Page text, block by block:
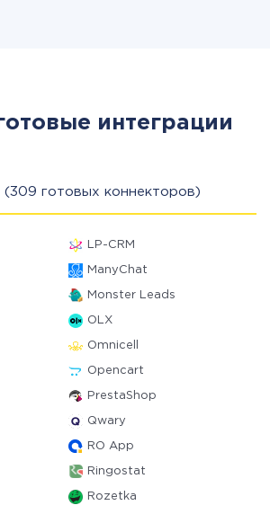
интеграции
(309 готовых коннекторов)
LP-CRM
ManyChat
Monster Leads
OLX
Omnicell
Opencart
PrestaShop
Qwary
RO App
Ringostat
Rozetka